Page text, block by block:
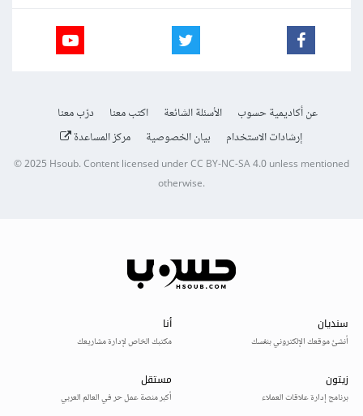
عن أكاديمية حسوب الأسئلة الشائعة اكتب معنا
درّب معنا
إرشادات الاستخدام
بيان الخصوصية مركز المساعدة
© 2025Hsoub.Content licensed underCC BY-NC-SA 4.0unless mentioned
otherwise.